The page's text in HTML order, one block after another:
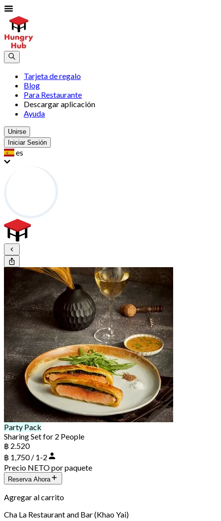
Tarjeta de regalo
Blog
Para Restaurante
Descargar aplicación
Ayuda
Unirse
Iniciar Sesión
es
Party Pack
Sharing Set for 2 People
฿ 2.520
฿ 1,750 / 1-2
Precio NETO por paquete
Reserva Ahora
Agregar al carrito
Cha La Restaurant and Bar (Khao Yai)